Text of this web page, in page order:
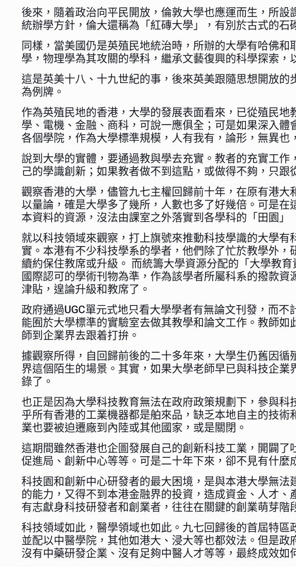
後來，隨着政治向平民開放，倫敦大學也應運而生，所
統辦學方針，倫大還稱為「紅磚大學」，有別於古式的石
同樣，當美國仍是英殖民地統治時，所辦的大學有哈佛
學，物理學為其攻關的學科，繼承文藝復興的科學探索，
這是英美十八、十九世紀的事，後來英美跟隨思想開放
為例牌。
作為英殖民地的香港，大學的發展表面看來，已從殖民
學、電機、金融、商科，可說一應俱全；可是如果深入
各個學院，作為大學標準規模，人有我有，論形，無異也
說到大學的實體，要通過教與學去充實。教者的充實工
己的學識創新；如果教者做不到這點，或做得不夠，只
觀察香港的大學，儘管九七主權回歸前十年，在原有港
以量論，確是大學多了幾所，人數也多了好幾倍。可是
本資料的資源，沒法由課室之外落實到各學科的「田園
就以科技領域來觀察，打上旗號來推動科技學識的大學
實。本港有不少科技學系的學者，他們除了忙於教學外
續約保住教席或升級。 而統籌大學資源分配的「大學教
國際認可的學術刊物為準，作為該學者所屬科系的撥款
津貼，遑論升級和教席了。
政府通過UGC單元式地只看大學學者有無論文刊發，而
能囿於大學標準的實驗室去做其教學和論文工作。教師
師到企業界去跟着打拚。
據觀察所得，自回歸前後的二十多年來，大學生仍舊因
界這個陌生的場景。其實，如果大學老師早已與科技企
錄了。
也正是因為大學科技教育無法在政府政策規劃下，參與
乎所有香港的工業機器都是舶來品，缺乏本地自主的技
業也要被迫遷廠到內陸或其他國家，或是關閉。
這期間雖然香港也企圖發展自己的創新科技工業，開闢
促進局、創新中心等等。可是二十年下來，卻不見有什麼
科技園和創新中心研發者的最大困境，是與本港大學無
的能力，又得不到本港金融界的投資，造成資金、人才
有志獻身科技研發者和創業者，往往在關鍵的創業萌芽階
科技領域如此，醫學領域也如此。九七回歸後的首屆特
並配以中醫學院，其他如港大、浸大等也都效法。但是
沒有中藥研發企業、沒有足夠中醫人才等等，最終成效如